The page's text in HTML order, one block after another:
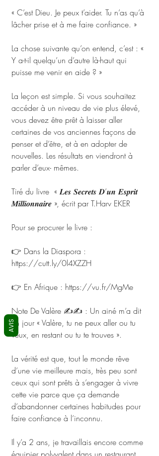
« C’est Dieu. Je peux t’aider. Tu n’as qu’à
lâcher prise et à me faire confiance. »
La chose suivante qu’on entend, c’est : «
Y a-t-il quelqu’un d’autre là-haut qui
puisse me venir en aide ? »
La leçon est simple. Si vous souhaitez
accéder à un niveau de vie plus élevé,
vous devez être prêt à laisser aller
certaines de vos anciennes façons de
penser et d’être, et à en adopter de
nouvelles. Les résultats en viendront à
parler d’eux- mêmes.
Tiré du livre  « 𝑳𝒆𝒔 𝑺𝒆𝒄𝒓𝒆𝒕𝒔 𝑫’𝒖𝒏 𝑬𝒔𝒑𝒓𝒊𝒕
𝑴𝒊𝒍𝒍𝒊𝒐𝒏𝒏𝒂𝒊𝒓𝒆 », écrit par T.Harv EKER
Pour se procurer le livre :
👉 Dans la Diaspora :
https://cutt.ly/0l4XZZH
👉 En Afrique : https://vu.fr/MgMe
Note De Valère ✍️✍️ : Un ainé m’a dit
un jour « Valère, tu ne peux aller ou tu
veux, en restant ou tu te trouves ».
La vérité est que, tout le monde rêve
d’une vie meilleure mais, très peu sont
ceux qui sont prêts à s’engager à vivre
cette vie parce que ça demande
d’abandonner certaines habitudes pour
faire confiance à l’inconnu.
Il y’a 2 ans, je travaillais encore comme
AVIS